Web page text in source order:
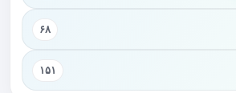
۶۸
۱۵۱